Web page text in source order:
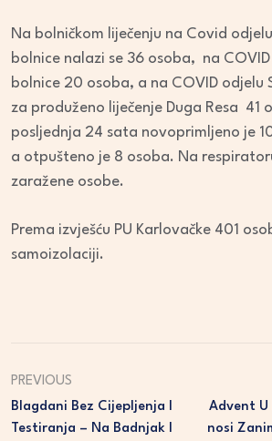
Na bolničkom liječenju na Covid
bolnice nalazi se 36 osoba, na
bolnice 20 osoba, a na COVID odjelu
za produženo liječenje Duga Resa 41
posljednja 24 sata novoprimljeno je
a otpušteno je 8 osoba. Na
zaražene osobe.
Prema izvješću PU Karlovačke 401
samoizolaciji.
PREVIOUS
Blagdani Bez Cijepljenja I
Testiranja – Na Badnjak I
Advent U
Nosi